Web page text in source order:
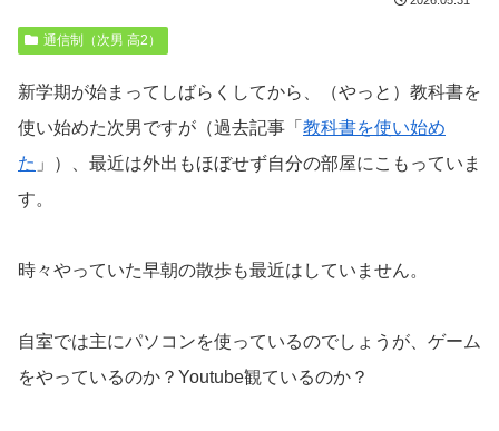
通信制（次男 高2）
新学期が始まってしばらくしてから、（やっと）教科書を
使い始めた次男ですが（過去記事「 教科書を使い始め
た 」）、最近は外出もほぼせず自分の部屋にこもっていま
す。
時々やっていた早朝の散歩も最近はしていません。
自室では主にパソコンを使っているのでしょうが、ゲーム
をやっているのか？Youtube観ているのか？